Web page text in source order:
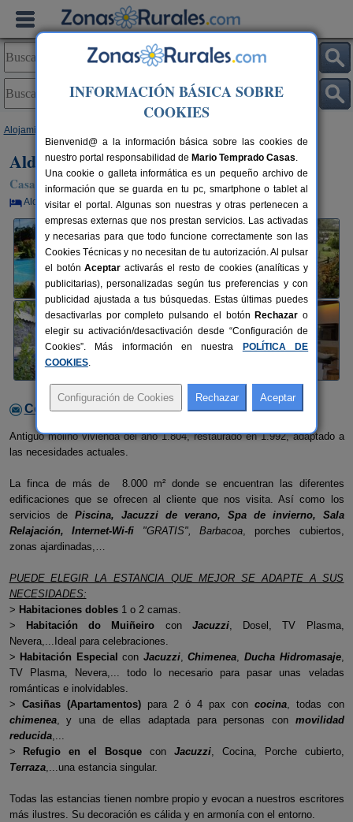
Alojamientos
Aldea Os Muiños
Casa Rural en Rianxo (A Coruña)
Alquiler por habitaciones 2-20+6 plazas 30 km de A Coruña
Contactar con el alojamiento
Antiguo molino vivienda del año 1.804, restaurado en 1.992, adaptado a
las necesidades actuales.
La finca de más de 8.000 m² donde se encuentran las diferentes
edificaciones que se ofrecen al cliente que nos visita. Así como los
servicios de
Piscina, Jacuzzi de verano, Spa de invierno, Sala
Relajación, Internet-Wi-fi "GRATIS", Barbacoa, porches cubiertos,
zonas ajardinadas,…
PUEDE ELEGIR LA ESTANCIA QUE MEJOR SE ADAPTE A SUS
NECESIDADES:
> Habitaciones dobles1 o 2 camas.
>
Habitación do Muiñeiro con Jacuzzi, Dosel, TV Plasma,
Nevera,...Ideal para celebraciones.
> Habitación Especial con Jacuzzi,Chimenea, Ducha Hidromasaje,
TV Plasma, Nevera,... todo lo necesario para pasar unas veladas
románticas e inolvidables.
> Casiñas (Apartamentos)para 2 ó 4 pax concocina, todas con
chimenea, y una de ellas adaptada para personas con movilidad
reducida,...
>
Refugio en el Bosque con Jacuzzi, Cocina, Porche cubierto,
Terraza,...una estancia singular.
Todas las estancias tienen nombre propio y evocan a nuestros escritores
más ilustres. Su decoración es cálida y en armonía con el entorno.
INFORMACIÓN BÁSICA SOBRE
COOKIES
Bienvenid@ a la información básica sobre las cookies de
nuestro portal responsabilidad de Mario Temprado Casas.
Una cookie o galleta informática es un pequeño archivo de
información que se guarda en tu pc, smartphone o tablet al
visitar el portal. Algunas son nuestras y otras pertenecen a
empresas externas que nos prestan servicios. Las activadas
y necesarias para que todo funcione correctamente son las
Cookies Técnicas y no necesitan de tu autorización. Al pulsar
el botónAceptar activarás el resto de cookies (analíticas y
publicitarias), personalizadas según tus preferencias y con
publicidad ajustada a tus búsquedas. Estas últimas puedes
desactivarlas por completo pulsando el botón Rechazar o
elegir su activación/desactivación desde “Configuración de
Cookies”. Más información en nuestra
POLÍTICA DE
COOKIES.